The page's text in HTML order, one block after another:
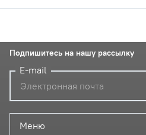
Меню
Подпишитесь на нашу рассылку
E-mail